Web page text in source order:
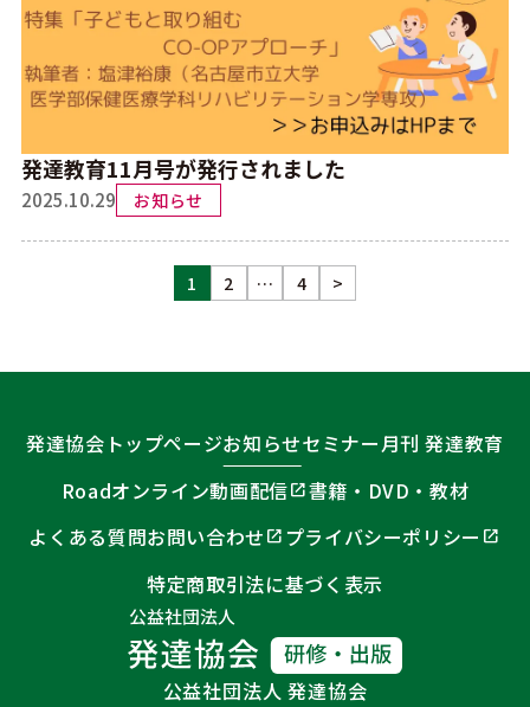
発達教育11月号が発行されました
2025.10.29 お知らせ
ナ
ゲ
シ
1 2 … 4 >
発達協会トップページお知らせセミナー月刊 発達教育
Roadオンライン動画配信
書籍・DVD・教材
よくある質問お問い合わせ
プライバシーポリシー
特定商取引法に基づく表示
公益社団法人 発達協会